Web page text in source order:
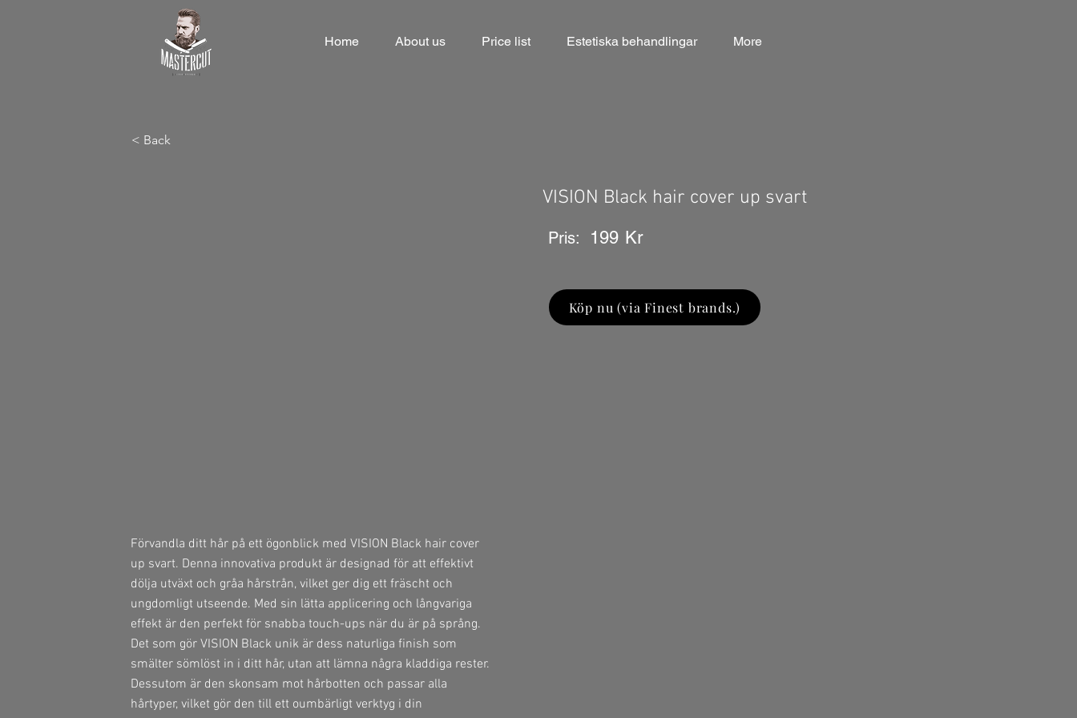
Home About us Price list Estetiska behandlingar More
< Back
VISION Black hair cover up svart
Pris: 199 Kr
Köp nu (via Finest brands.)
Förvandla ditt hår på ett ögonblick med VISION Black hair cover
up svart. Denna innovativa produkt är designad för att effektivt
dölja utväxt och gråa hårstrån, vilket ger dig ett fräscht och
ungdomligt utseende. Med sin lätta applicering och långvariga
effekt är den perfekt för snabba touch-ups när du är på språng.
Det som gör VISION Black unik är dess naturliga finish som
smälter sömlöst in i ditt hår, utan att lämna några kladdiga rester.
Dessutom är den skonsam mot hårbotten och passar alla
hårtyper, vilket gör den till ett oumbärligt verktyg i din